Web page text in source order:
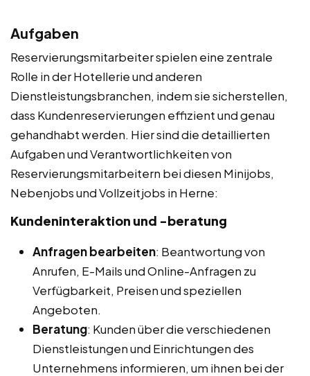
Aufgaben
Reservierungsmitarbeiter spielen eine zentrale
Rolle in der Hotellerie und anderen
Dienstleistungsbranchen, indem sie sicherstellen,
dass Kundenreservierungen effizient und genau
gehandhabt werden. Hier sind die detaillierten
Aufgaben und Verantwortlichkeiten von
Reservierungsmitarbeitern bei diesen Minijobs,
Nebenjobs und Vollzeitjobs in Herne:
Kundeninteraktion und -beratung
Anfragen bearbeiten: Beantwortung von
Anrufen, E-Mails und Online-Anfragen zu
Verfügbarkeit, Preisen und speziellen
Angeboten.
Beratung: Kunden über die verschiedenen
Dienstleistungen und Einrichtungen des
Unternehmens informieren, um ihnen bei der